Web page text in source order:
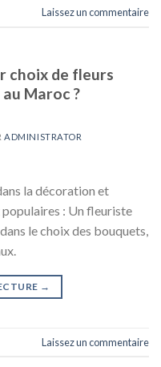
Laissez un commentaire
choix de fleurs
Maroc ?
ADMINISTRATOR
la décoration et
populaires : Un fleuriste
le choix des bouquets,
→
Laissez un commentaire